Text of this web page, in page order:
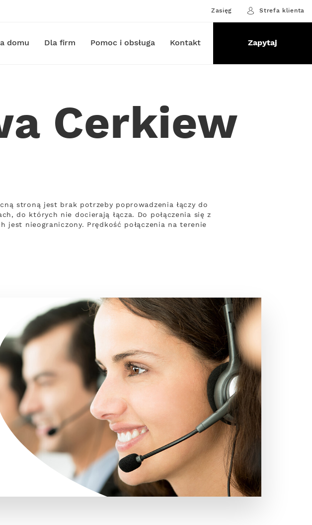
Zasięg Strefa klienta
domu Dla firm Pomoc i obsługa Kontakt Zapytaj
Cerkiew
stroną jest brak potrzeby poprowadzenia łączy do
do których nie docierają łącza. Do połączenia się z
nieograniczony. Prędkość połączenia na terenie